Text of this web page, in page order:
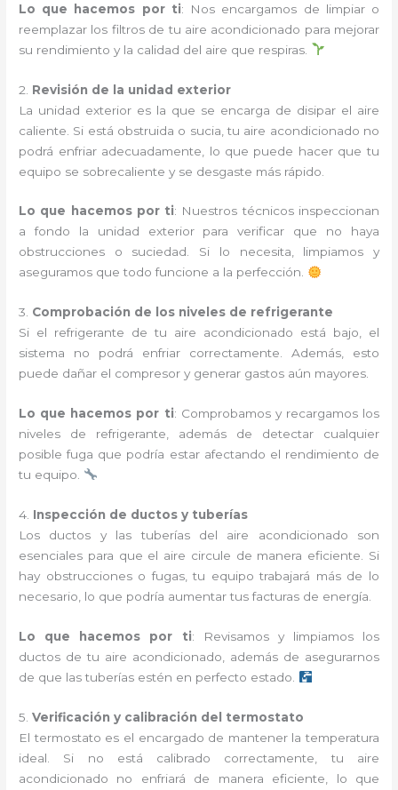
Lo que hacemos por ti: Nos encargamos de limpiar o
reemplazar los filtros de tu aire acondicionado para mejorar
su rendimiento y la calidad del aire que respiras.
2. Revisión de la unidad exterior
La unidad exterior es la que se encarga de disipar el aire
caliente. Si está obstruida o sucia, tu aire acondicionado no
podrá enfriar adecuadamente, lo que puede hacer que tu
equipo se sobrecaliente y se desgaste más rápido.
Lo que hacemos por ti: Nuestros técnicos inspeccionan
a fondo la unidad exterior para verificar que no haya
obstrucciones o suciedad. Si lo necesita, limpiamos y
aseguramos que todo funcione a la perfección.
3. Comprobación de los niveles de refrigerante
Si el refrigerante de tu aire acondicionado está bajo, el
sistema no podrá enfriar correctamente. Además, esto
puede dañar el compresor y generar gastos aún mayores.
Lo que hacemos por ti: Comprobamos y recargamos los
niveles de refrigerante, además de detectar cualquier
posible fuga que podría estar afectando el rendimiento de
tu equipo.
4. Inspección de ductos y tuberías
Los ductos y las tuberías del aire acondicionado son
esenciales para que el aire circule de manera eficiente. Si
hay obstrucciones o fugas, tu equipo trabajará más de lo
necesario, lo que podría aumentar tus facturas de energía.
Lo que hacemos por ti: Revisamos y limpiamos los
ductos de tu aire acondicionado, además de asegurarnos
de que las tuberías estén en perfecto estado.
5.Verificación y calibración del termostato
El termostato es el encargado de mantener la temperatura
ideal. Si no está calibrado correctamente, tu aire
acondicionado no enfriará de manera eficiente, lo que